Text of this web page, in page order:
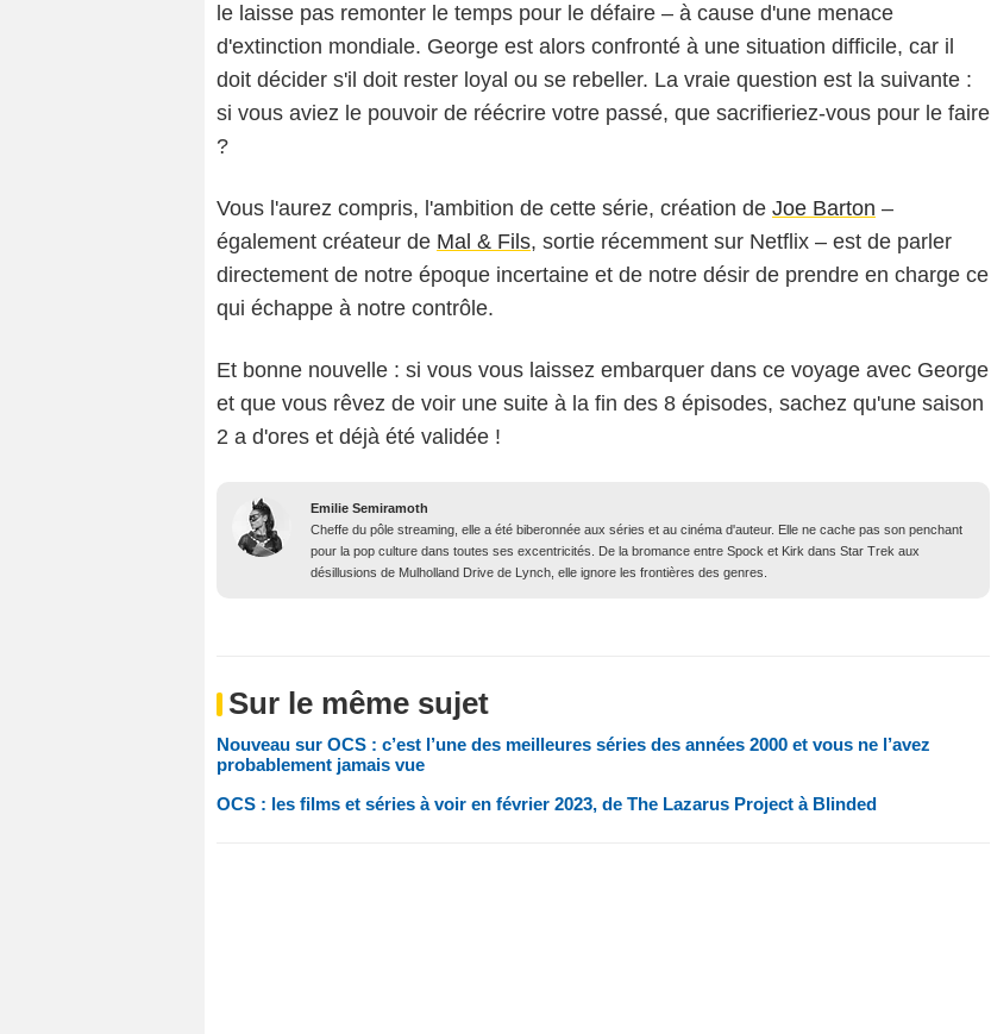
le laisse pas remonter le temps pour le défaire – à cause d'une menace
d'extinction mondiale. George est alors confronté à une situation difficile, car il
doit décider s'il doit rester loyal ou se rebeller. La vraie question est la suivante :
si vous aviez le pouvoir de réécrire votre passé, que sacrifieriez-vous pour le faire
?
Vous l'aurez compris, l'ambition de cette série, création de Joe Barton –
également créateur de Mal & Fils, sortie récemment sur Netflix – est de parler
directement de notre époque incertaine et de notre désir de prendre en charge ce
qui échappe à notre contrôle.
Et bonne nouvelle : si vous vous laissez embarquer dans ce voyage avec George
et que vous rêvez de voir une suite à la fin des 8 épisodes, sachez qu'une saison
2 a d'ores et déjà été validée !
Emilie Semiramoth
Cheffe du pôle streaming, elle a été biberonnée aux séries et au cinéma d'auteur. Elle ne cache pas son penchant
pour la pop culture dans toutes ses excentricités. De la bromance entre Spock et Kirk dans Star Trek aux
désillusions de Mulholland Drive de Lynch, elle ignore les frontières des genres.
Sur le même sujet
Nouveau sur OCS : c’est l’une des meilleures séries des années 2000 et vous ne l’avez
probablement jamais vue
OCS : les films et séries à voir en février 2023, de The Lazarus Project à Blinded